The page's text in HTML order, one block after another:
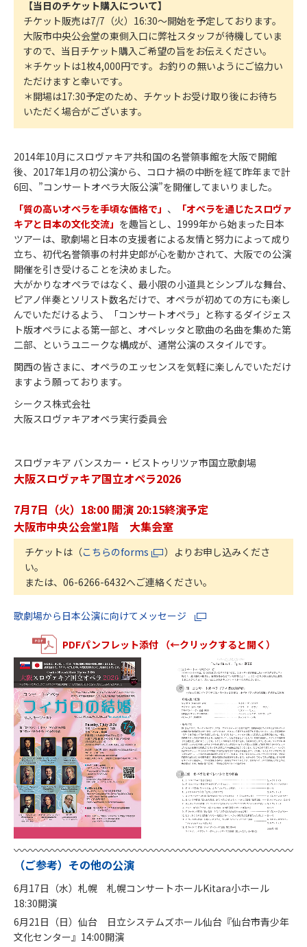
【当日のチケット購入について】
チケット販売は7/7（火）16:30～開始を予定しております。
大阪市中央公会堂の東側入口に弊社スタッフが待機していま
すので、当日チケット購入ご希望の旨をお伝えください。
＊チケットは1枚4,000円です。お釣りの無いようにご協力い
ただけますと幸いです。
＊開場は17:30予定のため、チケットお受け取り後にお待ち
いただく場合がございます。
2014年10月にスロヴァキア共和国の名誉領事館を大阪で開館
後、2017年1月の初公演から、コロナ禍の中断を経て昨年まで計
6回、”コンサートオペラ大阪公演”を開催してまいりました。
「質の高いオペラを手頃な価格で」 、
「オペラを通じたスロヴァ
キアと日本の文化交流」 を趣旨とし、1999年から始まった日本
ツアーは、歌劇場と日本の支援者による友情と努力によって成り
立ち、初代名誉領事の村井史郎が心を動かされて、大阪での公演
開催を引き受けることを決めました。
大がかりなオペラではなく、最小限の小道具とシンプルな舞台、
ピアノ伴奏とソリスト数名だけで、オペラが初めての方にも楽し
んでいただけるよう、「コンサートオペラ」と称するダイジェス
ト版オペラによる第一部と、オペレッタと歌曲の名曲を集めた第
二部、というユニークな構成が、通常公演のスタイルです。
関西の皆さまに、オペラのエッセンスを気軽に楽しんでいただけ
ますよう願っております。
シークス株式会社
大阪スロヴァキアオペラ実行委員会
スロヴァキア バンスカー・ビストゥリツァ市国立歌劇場
大阪スロヴァキア国立オペラ2026
7月7日（火）18:00 開演 20:15終演予定
大阪市中央公会堂1階 大集会室
チケットは（こちらのforms
）よりお申し込みくださ
い。
または、06-6266-6432へご連絡ください。
歌劇場から日本公演に向けてメッセージ
PDFパンフレット添付 （←クリックすると開く）
（ご参考）その他の公演
6月17日（水）札幌 札幌コンサートホールKitara小ホール
18:30開演
6月21日（日）仙台 日立システムズホール仙台『仙台市青少年
文化センター』14:00開演